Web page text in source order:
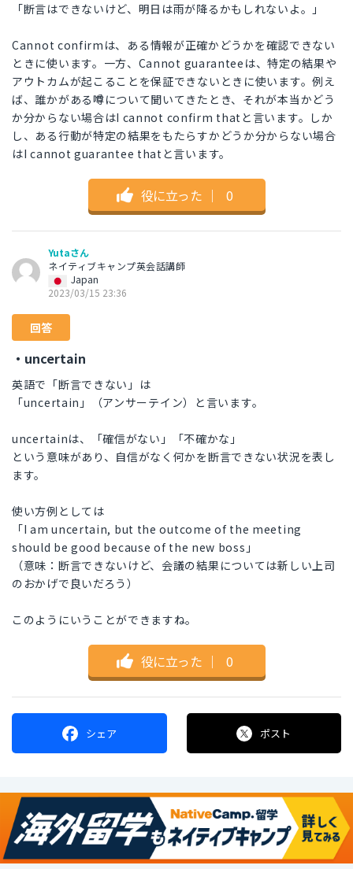
「断言はできないけど、明日は雨が降るかもしれないよ。」
Cannot confirmは、ある情報が正確かどうかを確認できない
ときに使います。一方、Cannot guaranteeは、特定の結果や
アウトカムが起こることを保証できないときに使います。例え
ば、誰かがある噂について聞いてきたとき、それが本当かどう
か分からない場合はI cannot confirm thatと言います。しか
し、ある行動が特定の結果をもたらすかどうか分からない場合
はI cannot guarantee thatと言います。
役に立った ｜ 0
Yutaさん
ネイティブキャンプ英会話講師
Japan
2023/03/15 23:36
回答
・uncertain
英語で「断言できない」は
「uncertain」（アンサーテイン）と言います。
uncertainは、「確信がない」「不確かな」
という意味があり、自信がなく何かを断言できない状況を表し
ます。
使い方例としては
「I am uncertain, but the outcome of the meeting
should be good because of the new boss」
（意味：断言できないけど、会議の結果については新しい上司
のおかげで良いだろう）
このようにいうことができますね。
役に立った ｜ 0
シェア ポスト